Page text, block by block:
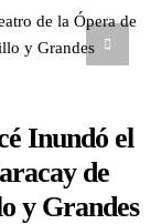
Inundó el
de
y Grandes